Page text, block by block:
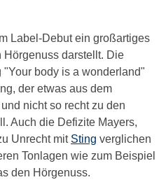
Label-Debut ein großartiges
darstellt. Die
body is a wonderland"
der etwas aus dem
nicht so recht zu den
Auch die Defizite Mayers,
Unrecht mit Sting verglichen
Tonlagen wie zum Beispiel
den Hörgenuss.